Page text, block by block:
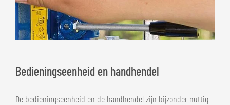
Bedieningseenheid en handhendel
De bedieningseenheid en de handhendel zijn bijzonder nuttig